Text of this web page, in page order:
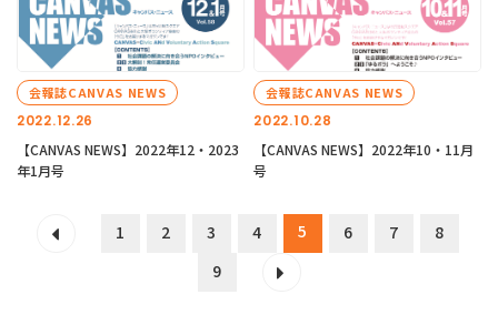
2022.12.26
会報誌CANVAS NEWS
【CANVAS NEWS】2022年12・2023
年1月号
2022.10.28
会報誌CANVAS NEWS
【CANVAS NEWS】2022年10・11月
号
1 2 3 4 5 6 7
8
9